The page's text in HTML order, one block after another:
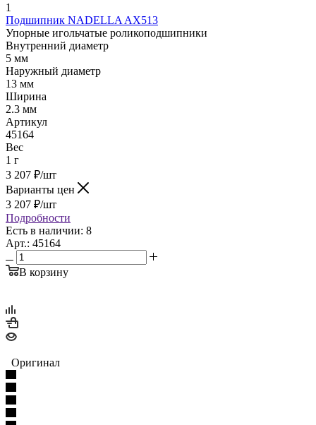
1
Подшипник NADELLA AX513
Упорные игольчатые роликоподшипники
Внутренний диаметр
5 мм
Наружный диаметр
13 мм
Ширина
2.3 мм
Артикул
45164
Вес
1 г
3 207 ₽/шт
Варианты цен
3 207 ₽/шт
Подробности
Есть в наличии: 8
Арт.: 45164
В корзину
Оригинал